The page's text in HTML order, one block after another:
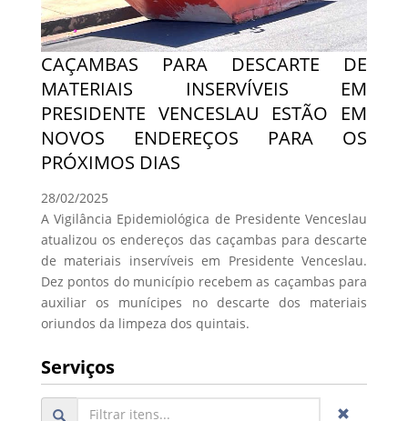
CAÇAMBAS PARA DESCARTE DE
MATERIAIS INSERVÍVEIS EM
PRESIDENTE VENCESLAU ESTÃO EM
NOVOS ENDEREÇOS PARA OS
PRÓXIMOS DIAS
28/02/2025
A Vigilância Epidemiológica de Presidente Venceslau
atualizou os endereços das caçambas para descarte
de materiais inservíveis em Presidente Venceslau.
Dez pontos do município recebem as caçambas para
auxiliar os munícipes no descarte dos materiais
oriundos da limpeza dos quintais.
Serviços